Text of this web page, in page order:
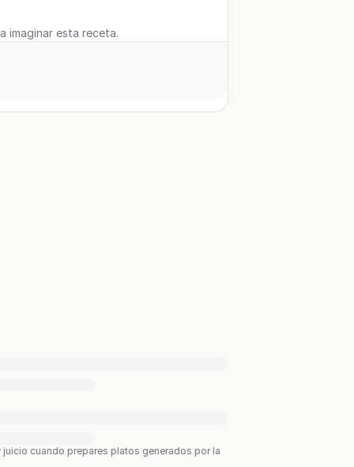
imaginar esta receta.
cuando prepares platos generados por la